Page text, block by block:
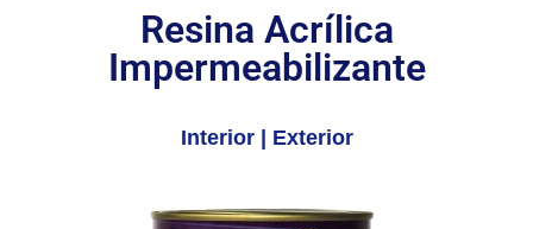
Resina Acrílica
Impermeabilizante
Interior | Exterior